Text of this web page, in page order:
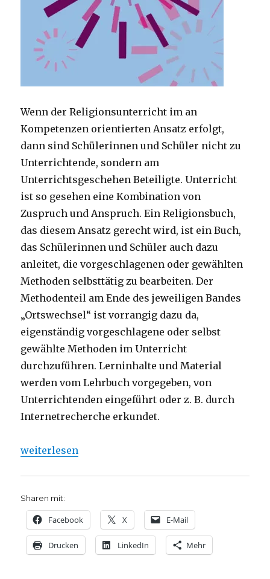
Wenn der Religionsunterricht im an
Kompetenzen orientierten Ansatz erfolgt,
dann sind Schülerinnen und Schüler nicht zu
Unterrichtende, sondern am
Unterrichtsgeschehen Beteiligte. Unterricht
ist so gesehen eine Kombination von
Zuspruch und Anspruch. Ein Religionsbuch,
das diesem Ansatz gerecht wird, ist ein Buch,
das Schülerinnen und Schüler auch dazu
anleitet, die vorgeschlagenen oder gewählten
Methoden selbsttätig zu bearbeiten. Der
Methodenteil am Ende des jeweiligen Bandes
„Ortswechsel“ ist vorrangig dazu da,
eigenständig vorgeschlagene oder selbst
gewählte Methoden im Unterricht
durchzuführen. Lerninhalte und Material
werden vom Lehrbuch vorgegeben, von
Unterrichtenden eingeführt oder z. B. durch
Internetrecherche erkundet.
„Religion im Wechsel der Zeit, Rezension von
weiterlesen
Sharen mit:
Facebook X E-Mail
Drucken LinkedIn Mehr